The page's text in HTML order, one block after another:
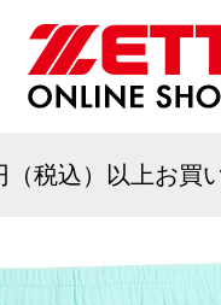
（税込）以上お買